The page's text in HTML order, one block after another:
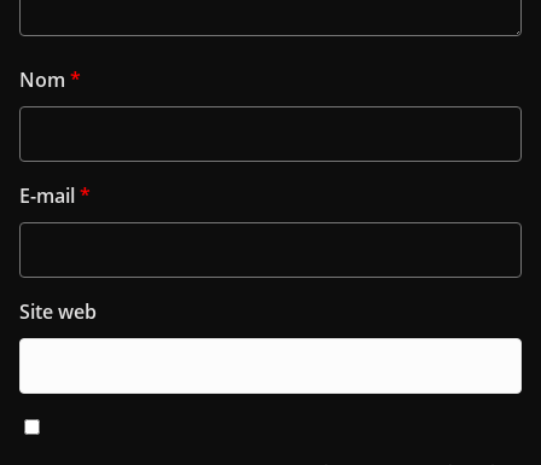
Nom *
E-mail*
Site web